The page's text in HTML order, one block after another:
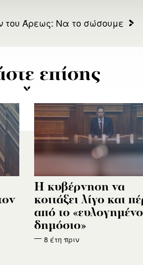
του Άρεως: Να το σώσουμε
επίσης
Η κυβέρνηση να
κοιτάξει λίγο και
από το «ευλογημένο
δημόσιο»
8 έτη πριν